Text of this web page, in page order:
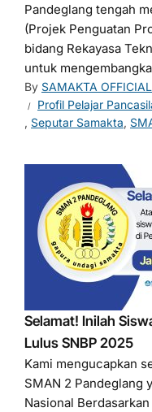
Pandeglang tengah
(Projek Penguatan
bidang Rekayasa
untuk
By SAMAKTA OFFICIAL
Profil Pelajar
, Seputar Samakta,
Selamat! Inilah
Lulus SNBP 2025
Kami mengucapkan
SMAN 2 Pandeglang
Nasional